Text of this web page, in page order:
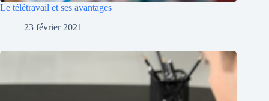
Le télétravail et ses avantages
23 février 2021